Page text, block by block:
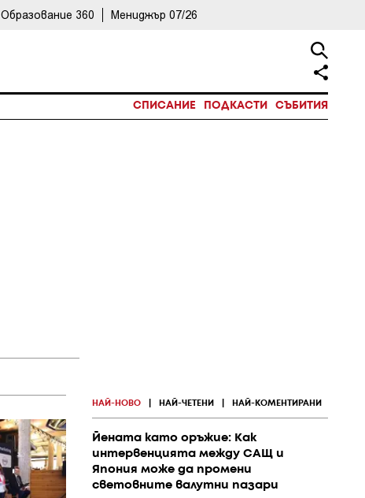
Образование 360 Мениджър 07/26
СПИСАНИЕ ПОДКАСТИ СЪБИТИЯ
НАЙ-НОВО НАЙ-ЧЕТЕНИ НАЙ-КОМЕНТИРАНИ
Йената като оръжие: Как
интервенцията между САЩ и
Япония може да промени
световните валутни пазари